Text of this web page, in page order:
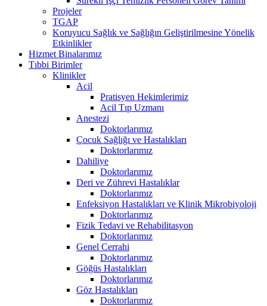
Projeler
TGAP
Koruyucu Sağlık ve Sağlığın Geliştirilmesine Yönelik
Etkinlikler
Hizmet Binalarımız
Tıbbi Birimler
Klinikler
Acil
Pratisyen Hekimlerimiz
Acil Tıp Uzmanı
Anestezi
Doktorlarımız
Çocuk Sağlığı ve Hastalıkları
Doktorlarımız
Dahiliye
Doktorlarımız
Deri ve Zührevi Hastalıklar
Doktorlarımız
Enfeksiyon Hastalıkları ve Klinik Mikrobiyoloji
Doktorlarımız
Fizik Tedavi ve Rehabilitasyon
Doktorlarımız
Genel Cerrahi
Doktorlarımız
Göğüs Hastalıkları
Doktorlarımız
Göz Hastalıkları
Doktorlarımız